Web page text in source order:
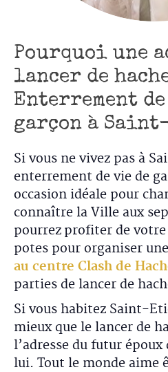
Pourquoi une
lancer de
Enterrement
garçon à
Si vous ne vivez pas à
enterrement de vie de
occasion idéale pour
connaître la Ville aux
pourrez profiter de
potes pour organiser une
au centre Clash de
parties de lancer de
Si vous habitez Saint-
mieux que le lancer de
l’adresse du futur
lui. Tout le monde aime